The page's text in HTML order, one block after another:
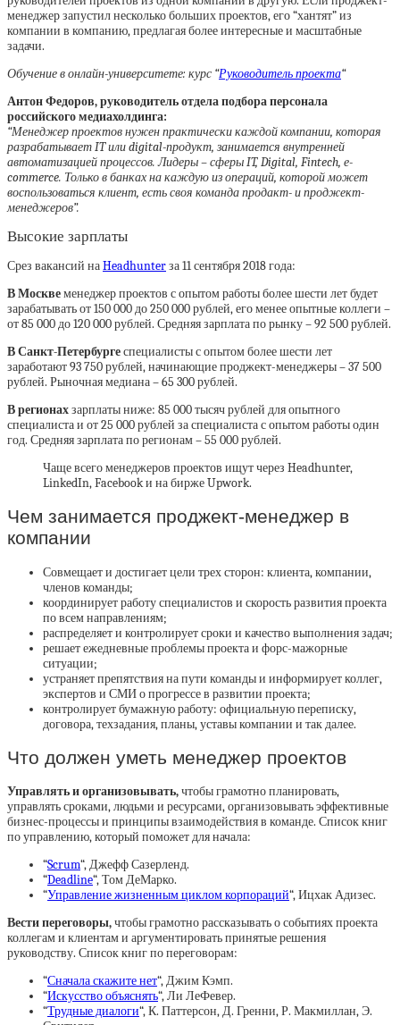
менеджер запустил несколько больших проектов, его “хантят” из
компании в компанию, предлагая более интересные и масштабные
задачи.
Обучение в онлайн-университете: курс “Руководитель проекта“
Антон Федоров, руководитель отдела подбора персонала
российского медиахолдинга:
“Менеджер проектов нужен практически каждой компании, которая
разрабатывает IT или digital-продукт, занимается внутренней
автоматизацией процессов. Лидеры – сферы IT, Digital, Fintech, е-
commerce. Только в банках на каждую из операций, которой может
воспользоваться клиент, есть своя команда продакт- и проджект-
менеджеров”.
Высокие зарплаты
Срез вакансий наHeadhunterза 11 сентября 2018 года:
В Москвеменеджер проектов с опытом работы более шести лет будет
зарабатывать от 150 000 до 250 000 рублей, его менее опытные коллеги –
от 85 000 до 120 000 рублей. Средняя зарплата по рынку – 92 500 рублей.
В Санкт-Петербургеспециалисты с опытом более шести лет
заработают 93 750 рублей, начинающие проджект-менеджеры – 37 500
рублей. Рыночная медиана – 65 300 рублей.
В регионахзарплаты ниже: 85 000 тысяч рублей для опытного
специалиста и от 25 000 рублей за специалиста с опытом работы один
год. Средняя зарплата по регионам – 55 000 рублей.
Чаще всего менеджеров проектов ищут через Headhunter,
LinkedIn, Facebook и на бирже Upwork.
Чем занимается проджект-менеджер в
компании
Совмещает и достигает цели трех сторон: клиента, компании,
членов команды;
координирует работу специалистов и скорость развития проекта
по всем направлениям;
распределяет и контролирует сроки и качество выполнения задач;
решает ежедневные проблемы проекта и форс-мажорные
ситуации;
устраняет препятствия на пути команды и информирует коллег,
экспертов и СМИ о прогрессе в развитии проекта;
контролирует бумажную работу: официальную переписку,
договора, техзадания, планы, уставы компании и так далее.
Что должен уметь менеджер проектов
Управлять и организовывать,чтобы грамотно планировать,
управлять сроками, людьми и ресурсами, организовывать эффективные
бизнес-процессы и принципы взаимодействия в команде. Список книг
по управлению, который поможет для начала:
“Scrum“, Джефф Сазерленд.
“Deadline“, Том ДеМарко.
“Управление жизненным циклом корпораций“, Ицхак Адизес.
Вести переговоры,чтобы грамотно рассказывать о событиях проекта
коллегам и клиентам и аргументировать принятые решения
руководству. Список книг по переговорам:
“Сначала скажите нет“, Джим Кэмп.
“Искусство объяснять“, Ли ЛеФевер.
“Трудные диалоги“, К. Паттерсон, Д. Гренни, Р. Макмиллан, Э.